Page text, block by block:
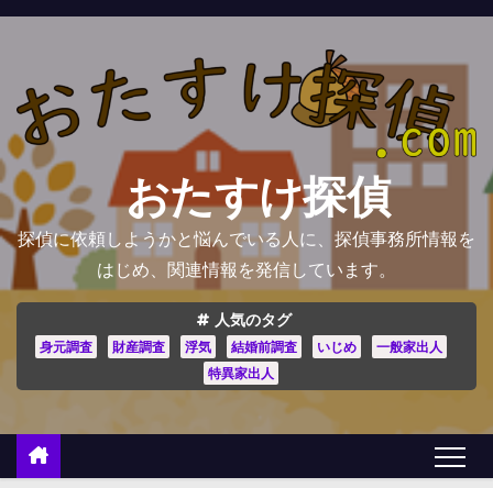
コ
ツ
へ
ス
キ
ッ
プ
おたすけ探偵
探偵に依頼しようかと悩んでいる人に、探偵事務所情報を
はじめ、関連情報を発信しています。
人気のタグ
身元調査 財産調査 浮気 結婚前調査 いじめ
一般家出人
特異家出人